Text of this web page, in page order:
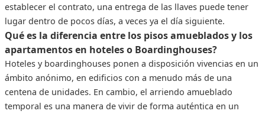
establecer el contrato, una entrega de las llaves puede tener
lugar dentro de pocos días, a veces ya el día siguiente.
Qué es la diferencia entre los pisos amueblados y los
apartamentos en hoteles o Boardinghouses?
Hoteles y boardinghouses ponen a disposición vivencias en un
ámbito anónimo, en edificios con a menudo más de una
centena de unidades. En cambio, el arriendo amueblado
temporal es una manera de vivir de forma auténtica en un